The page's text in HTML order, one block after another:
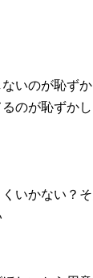
ないのが恥
のが恥ずかし
いかない？